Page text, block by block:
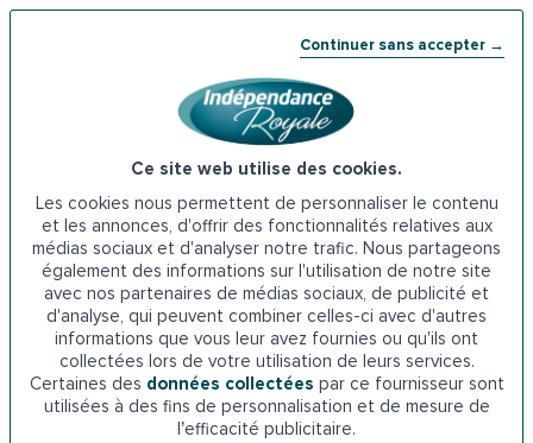
Continuer sans accepter →
Ce site web utilise des cookies.
Les cookies nous permettent de personnaliser le contenu
et les annonces, d'offrir des fonctionnalités relatives aux
médias sociaux et d'analyser notre trafic. Nous partageons
également des informations sur l'utilisation de notre site
avec nos partenaires de médias sociaux, de publicité et
d'analyse, qui peuvent combiner celles-ci avec d'autres
informations que vous leur avez fournies ou qu'ils ont
collectées lors de votre utilisation de leurs services.
Certaines des données collectées par ce fournisseur sont
utilisées à des fins de personnalisation et de mesure de
l’efficacité publicitaire.
Pourquoi choisir Indépendance Royale
pour remplacer votre baignoire par une
douche senior à Besançon ?
Installation rapide en 8 h chrono, sans gros travaux.
✔️+ de 9 clients sur 10 convaincuspar la qualité de nos
services.
✔️Recommandé par les experts de santéet reconnu
par les médias spécialisés.
Nos installateurs se déplacent dans
toute l’agglomération bisontine :
Montfaucon, École-Valentin, Serre-les-Sapins, Beure,